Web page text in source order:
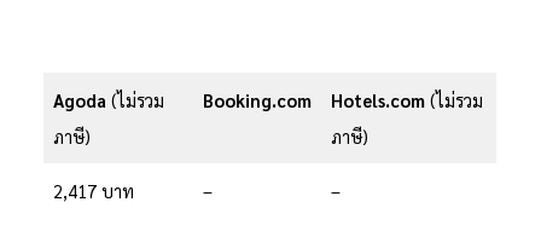
Agoda (ไม่รวม
ภาษี)
Booking.com Hotels.com (ไม่รวม
ภาษี)
2,417 บาท – –